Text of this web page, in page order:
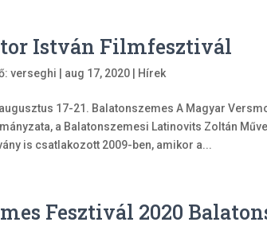
István Filmfesztivál
verseghi aug 17, 2020 Hírek
17-21. Balatonszemes A Magyar
a Balatonszemesi Latinovits Zoltán
is csatlakozott 2009-ben, amikor a...
Fesztivál 2020